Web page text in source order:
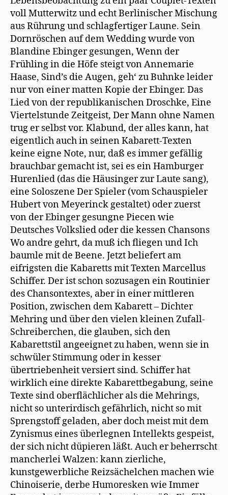
voll Mutterwitz und echt Berlinischer Mischung
aus Rührung und schlagfertiger Laune. Sein
Dornröschen auf dem Wedding wurde von
Blandine Ebinger gesungen, Wenn der
Frühling in die Höfe steigt von Annemarie
Haase, Sind’s die Augen, geh‘ zu Buhnke leider
nur von einer matten Kopie der Ebinger. Das
Lied von der republikanischen Droschke, Eine
Viertelstunde Zeitgeist, Der Mann ohne Namen
trug er selbst vor. Klabund, der alles kann, hat
eigentlich auch in seinen Kabarett-Texten
keine eigne Note, nur, daß es immer gefällig
brauchbar gemacht ist, sei es ein Hamburger
Hurenlied (das die Häusinger zur Laute sang),
eine Soloszene Der Spieler (vom Schauspieler
Hubert von Meyerinck gestaltet) oder zuerst
von der Ebinger gesungne Piecen wie
Deutsches Volkslied oder die kessen Chansons
Wo andre gehrt, da muß ich fliegen und Ich
baumle mit de Beene. Jetzt beliefert am
eifrigsten die Kabaretts mit Texten Marcellus
Schiffer. Der ist schon sozusagen ein Routinier
des Chansontextes, aber in einer mittleren
Position, zwischen dem Kabarett – Dichter
Mehring und über den vielen kleinen Zufall-
Schreiberchen, die glauben, sich den
Kabarettstil angeeignet zu haben, wenn sie in
schwüler Stimmung oder in kesser
übertriebenheit versiert sind. Schiffer hat
wirklich eine direkte Kabarettbegabung, seine
Texte sind oberflächlicher als die Mehrings,
nicht so unterirdisch gefährlich, nicht so mit
Sprengstoff geladen, aber doch meist mit dem
Zynismus eines überlegnen Intellekts gespeist,
der sich nicht düpieren läßt. Auch er beherrscht
mancherlei Walzen: kann zierliche,
kunstgewerbliche Reizsächelchen machen wie
Chinoiserie, derbe Humoresken wie Immer